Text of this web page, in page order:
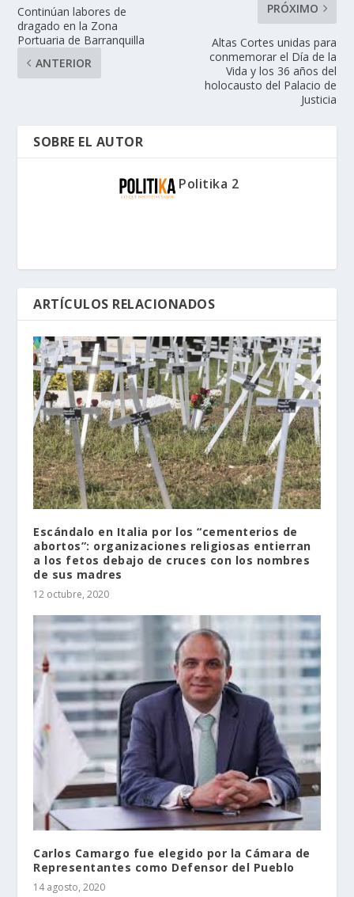
Continúan labores de
dragado en la Zona
Portuaria de Barranquilla
ANTERIOR
PRÓXIMO
Altas Cortes unidas para
conmemorar el Día de la
Vida y los 36 años del
holocausto del Palacio de
Justicia
SOBRE EL AUTOR
Politika 2
ARTÍCULOS RELACIONADOS
Escándalo en Italia por los “cementerios de
abortos”: organizaciones religiosas entierran
a los fetos debajo de cruces con los nombres
de sus madres
12 octubre, 2020
Carlos Camargo fue elegido por la Cámara de
Representantes como Defensor del Pueblo
14 agosto, 2020